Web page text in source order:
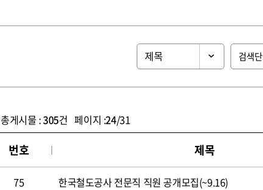
총게시물 :305건 페이지 :24/31
번호 제목
75 한국철도공사 전문직 직원 공개모집(~9.16)